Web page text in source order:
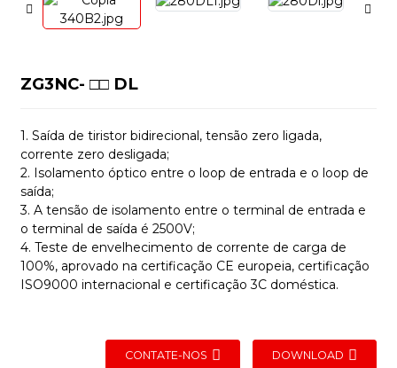
ZG3NC- □□ DL
1. Saída de tiristor bidirecional, tensão zero ligada,
corrente zero desligada;
2. Isolamento óptico entre o loop de entrada e o loop de
saída;
3. A tensão de isolamento entre o terminal de entrada e
o terminal de saída é 2500V;
4. Teste de envelhecimento de corrente de carga de
100%, aprovado na certificação CE europeia, certificação
ISO9000 internacional e certificação 3C doméstica.
CONTATE-NOS DOWNLOAD